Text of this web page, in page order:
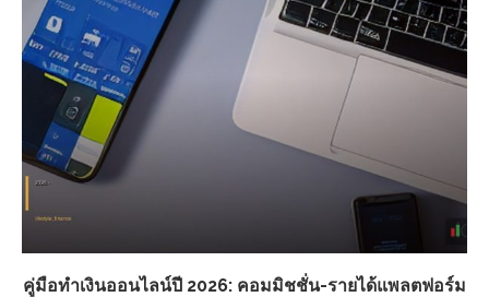
คู่มือทำเงินออนไลน์ปี 2026: คอมมิชชั่น-รายได้แพลตฟอร์ม